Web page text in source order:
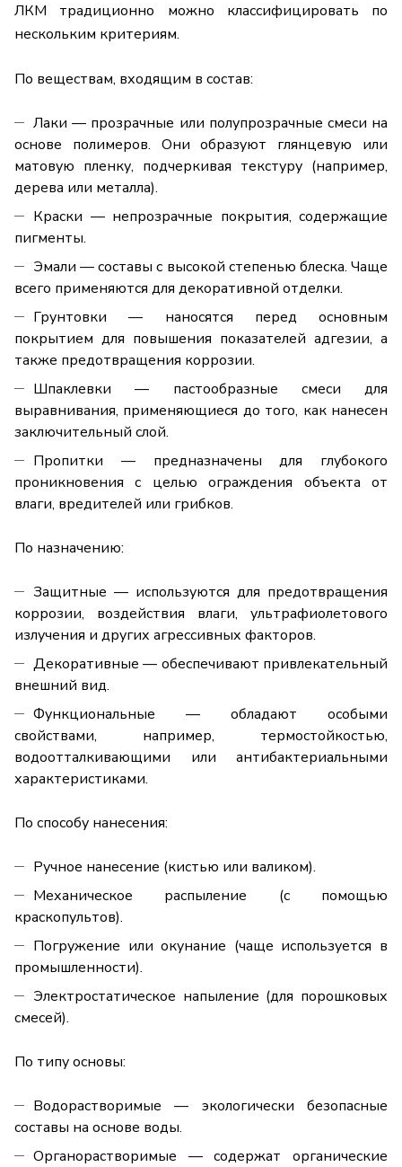
ЛКМ традиционно можно классифицировать по
нескольким критериям.
По веществам, входящим в состав:
Лаки — прозрачные или полупрозрачные смеси на
основе полимеров. Они образуют глянцевую или
матовую пленку, подчеркивая текстуру (например,
дерева или металла).
Краски — непрозрачные покрытия, содержащие
пигменты.
Эмали — составы с высокой степенью блеска. Чаще
всего применяются для декоративной отделки.
Грунтовки — наносятся перед основным
покрытием для повышения показателей адгезии, а
также предотвращения коррозии.
Шпаклевки — пастообразные смеси для
выравнивания, применяющиеся до того, как нанесен
заключительный слой.
Пропитки — предназначены для глубокого
проникновения с целью ограждения объекта от
влаги, вредителей или грибков.
По назначению:
Защитные — используются для предотвращения
коррозии, воздействия влаги, ультрафиолетового
излучения и других агрессивных факторов.
Декоративные — обеспечивают привлекательный
внешний вид.
Функциональные — обладают особыми
свойствами, например, термостойкостью,
водоотталкивающими или антибактериальными
характеристиками.
По способу нанесения:
Ручное нанесение (кистью или валиком).
Механическое распыление (с помощью
краскопультов).
Погружение или окунание (чаще используется в
промышленности).
Электростатическое напыление (для порошковых
смесей).
По типу основы:
Водорастворимые — экологически безопасные
составы на основе воды.
Органорастворимые — содержат органические